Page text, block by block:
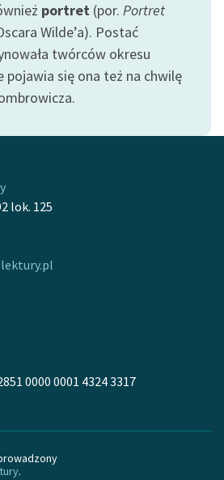
portret (por. Portret
Wilde’a). Postać
twórców okresu
pojawia się ona też na chwilę
lok. 125
0000 0001 4324 3317
.